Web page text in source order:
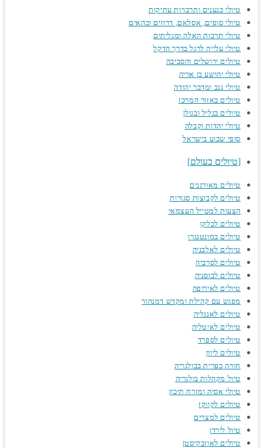
טיולי כנענים ותרבויות עתיקות
טיולי סופים, אסלאם, דרוזים ובהאים
טיולי תרבות האלה ומגליתים
טיולי עלייה לרגל בדרך הדקל
טיולים ירושלים והסביבה
טיולי יהושע בן אריה
טיולי נגב ומדבר יהודה
טיולים באזור המרכז
טיולים בגליל ובגולן
טיולי יהדות וקבלה
סופי שבוע בישראל
טיולים בעולם
טיולים מאורגנים
טיולים לקבוצות סגורות
הצעות למטייל העצמאי
טיולים לבלקן
טיולים במונטנגרו
טיולים לאלבניה
טיולים לסרביה
טיולים לבוסניה
טיולים לאירופה
מפגש עם קהילת ומקדש דמנהור
טיולים לאנגליה
טיולים לאיטליה
טיולים לספרד
טיולים ליוון
חוויה כפרית בבולגריה
טיול מקהלות בולגריה
טיולי אסיה ומזרח תיכון
טיולים לקווקז
טיולים למצרים
טיול לירדן
טיולים לאוזבקיסטן